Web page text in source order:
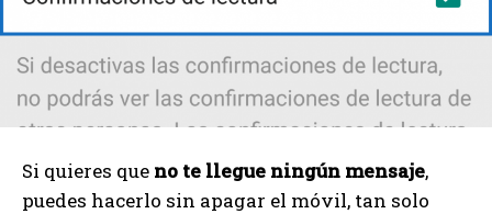
Si quieres que no te llegue ningún mensaje,
puedes hacerlo sin apagar el móvil, tan solo